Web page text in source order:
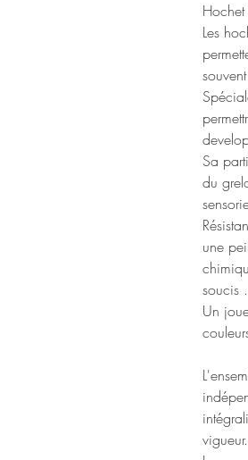
Les
Sa
du
une
soucis .
Un
vigueur.